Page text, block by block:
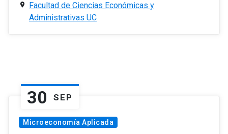
Facultad de Ciencias Económicas y
Administrativas UC
30 SEP
Microeconomía Aplicada